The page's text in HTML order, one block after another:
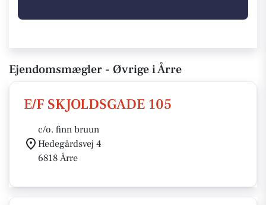
Ejendomsmægler - Øvrige i Årre
E/F SKJOLDSGADE 105
c/o. finn bruun
Hedegårdsvej 4
6818 Årre